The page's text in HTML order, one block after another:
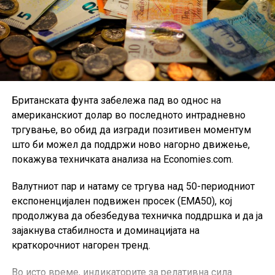
на платите, бидејќи PPS ги зема предвид разликите
во цените меѓу државите и покажува колку
производи и услуги реално може да си дозволи
работник со минимална плата.
Според овие податоци, Северна Македонија по
куповна моќ се наоѓа пред повеќе земји членки на
Европската Унија, меѓу кои Малта, Словачка, Унгарија
и Чешка.
Подобрување бележат и Србија, Хрватска и Бугарија.
Србија напредува за пет места, додека Хрватска и
Бугарија се искачуваат за по три позиции.
На спротивната страна е Естонија, која бележи
најголем пад и се спушта од 16. на 26. место. Летонија,
Чешка и Кипар, пак, губат по четири позиции на
листата според куповната моќ.
Британската фунта забележа пад во однос на
американскиот долар во последното интрадневно
тргување, во обид да изгради позитивен моментум
што би можел да поддржи ново нагорно движење,
покажува техничката анализа на Economies.com.
Валутниот пар и натаму се тргува над 50-периодниот
експоненцијален подвижен просек (EMA50), кој
продолжува да обезбедува техничка поддршка и да ја
зајакнува стабилноста и доминацијата на
краткорочниот нагорен тренд.
Во исто време, индикаторите за релативна сила